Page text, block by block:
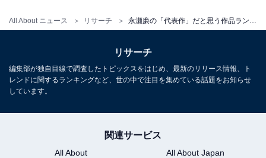
All About ニュース リサーチ
を執筆。編集プロダクション「ゆるま」を立ち上げる。
次ページ
リサーチ
編集部が独自目線で調査したトピックスをはじめ、最新のリリース情報、ト
レンドに関するランキングなど、世の中で注目を集めている話題をお知らせ
しています。
関連サービス
All About
All About Japan